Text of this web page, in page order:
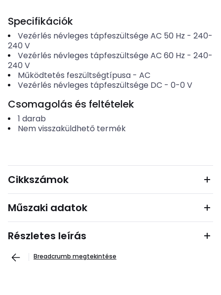
Specifikációk
Vezérlés névleges tápfeszültsége AC 50 Hz - 240-
240 V
Vezérlés névleges tápfeszültsége AC 60 Hz - 240-
240 V
Működtetés feszültségtípusa- AC
Vezérlés névleges tápfeszültsége DC - 0-0 V
Csomagolás és feltételek
1 darab
Nem visszaküldhető termék
Cikkszámok
Műszaki adatok
Részletes leírás
Breadcrumb megtekintése